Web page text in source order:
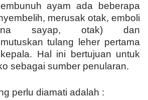
ayam ada beberapa
merusak otak, emboli
sayap, otak) dan
tulang leher pertama
Hal ini bertujuan untuk
sebagai sumber penularan.
perlu diamati adalah :